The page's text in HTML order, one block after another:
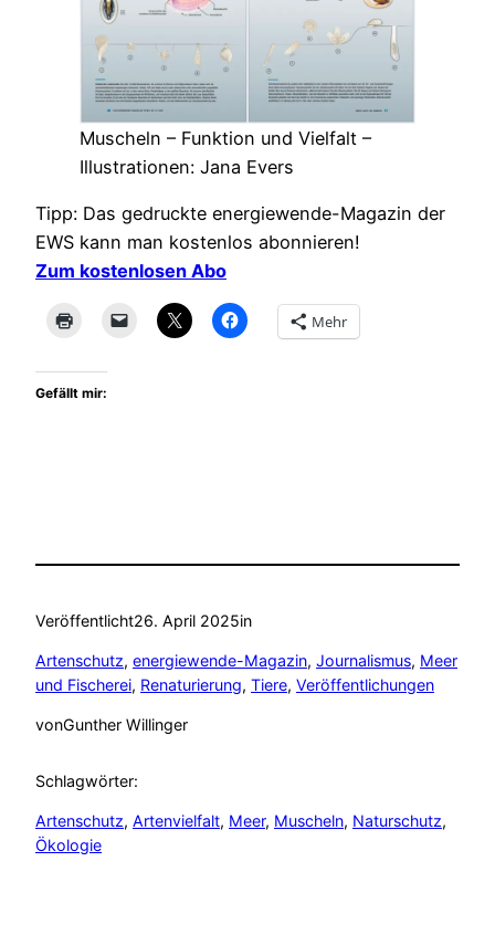
Muscheln – Funktion und Vielfalt –
Illustrationen: Jana Evers
Tipp: Das gedruckte energiewende-Magazin der
EWS kann man kostenlos abonnieren!
Zum kostenlosen Abo
Mehr
Gefällt mir:
Veröffentlicht26. April 2025in
Artenschutz, energiewende-Magazin, Journalismus, Meer
und Fischerei, Renaturierung, Tiere, Veröffentlichungen
vonGunther Willinger
Schlagwörter:
Artenschutz, Artenvielfalt, Meer, Muscheln, Naturschutz
Ökologie